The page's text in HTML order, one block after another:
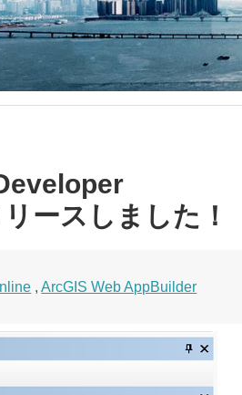
ースしました！
,ArcGIS Web AppBuilder